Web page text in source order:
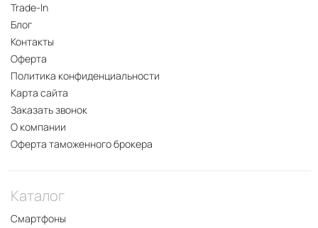
Trade-In
Блог
Контакты
Оферта
Политика конфиденциальности
Карта сайта
Заказать звонок
О компании
Оферта таможенного брокера
Каталог
Смартфоны